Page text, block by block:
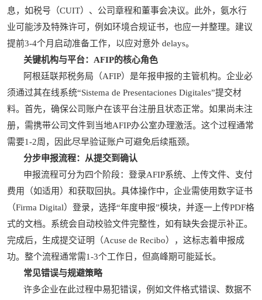
息，如税号（CUIT）、公司章程和董事会决议。此外，氨水行
业可能涉及特殊许可，例如环境合规证书，也应一并整理。建议
提前3-4个月启动准备工作，以应对意外 delays。
关键机构与平台：AFIP的核心角色
阿根廷联邦税务局（AFIP）是年报申报的主管机构。企业必
须通过其在线系统“Sistema de Presentaciones Digitales”提交材
料。首先，确保公司账户在该平台注册且状态正常。如果尚未注
册，需携带公司文件到当地AFIP办公室办理激活。这个过程通常
需要1-2周，因此尽早验证账户可避免后续瓶颈。
分步申报流程：从提交到确认
申报流程可分为四个阶段：登录AFIP系统、上传文件、支付
费用（如适用）和获取回执。具体操作中，企业需使用数字证书
（Firma Digital）登录，选择“年度申报”模块，并逐一上传PDF格
式的文档。系统会自动校验文件完整性，如有缺失会提示补正。
完成后，生成提交证明（Acuse de Recibo），这标志着申报成
功。整个流程通常需1-3个工作日，但高峰期可能延长。
常见错误与规避策略
许多企业在此过程中易犯错误，例如文件格式错误、数据不